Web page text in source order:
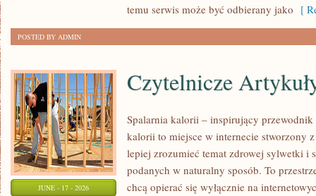
temu serwis może być odbierany jako [
POSTED BY ADMIN
JUNE - 17 - 2026
Czytelnicze
Spalarnia kalorii – inspirujący
kalorii to miejsce w internecie stworzony
lepiej zrozumieć temat zdrowej sylwetki i
podanych w naturalny sposób. To
chcą opierać się wyłącznie na